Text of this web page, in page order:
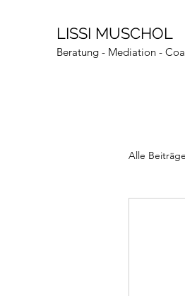
LISSI MUSCHOL
Beratung - Mediation -
Alle Beiträge